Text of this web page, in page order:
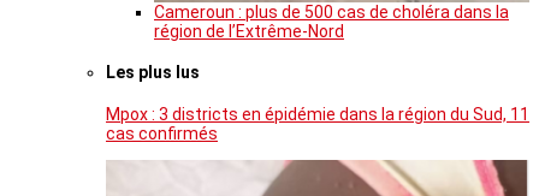
Cameroun : plus de 500 cas de choléra dans la
région de l’Extrême-Nord
Les plus lus
Mpox : 3 districts en épidémie dans la région du Sud, 11
cas confirmés